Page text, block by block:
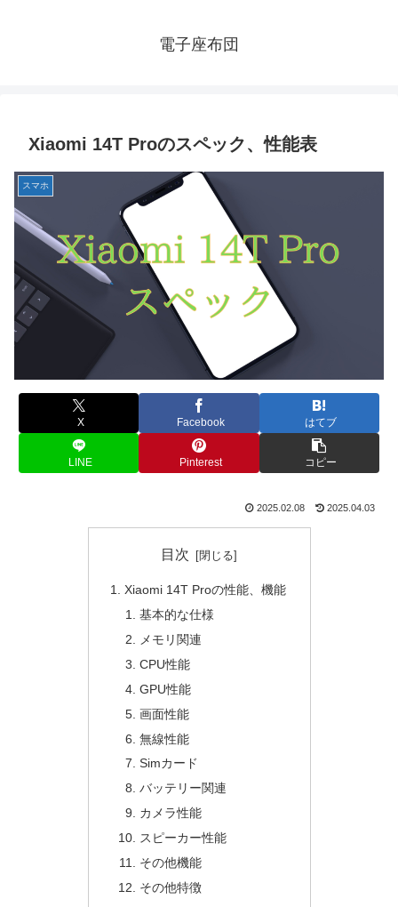
電子座布団
Xiaomi 14T Proのスペック、性能表
スマホ
X Facebook はてブ
LINE Pinterest コピー
2025.02.08 2025.04.03
目次
Xiaomi 14T Proの性能、機能
基本的な仕様
メモリ関連
CPU性能
GPU性能
画面性能
無線性能
Simカード
バッテリー関連
カメラ性能
スピーカー性能
その他機能
その他特徴